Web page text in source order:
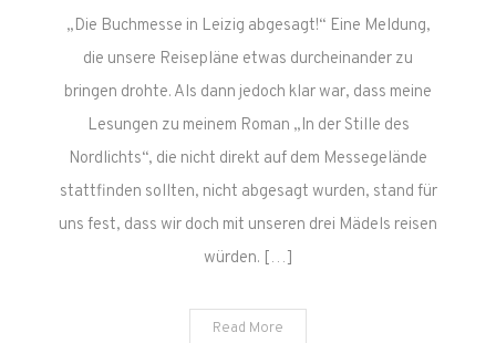
„Die Buchmesse in Leizig abgesagt!“ Eine Meldung,
die unsere Reisepläne etwas durcheinander zu
bringen drohte. Als dann jedoch klar war, dass meine
Lesungen zu meinem Roman „In der Stille des
Nordlichts“, die nicht direkt auf dem Messegelände
stattfinden sollten, nicht abgesagt wurden, stand für
uns fest, dass wir doch mit unseren drei Mädels reisen
würden. […]
Read More